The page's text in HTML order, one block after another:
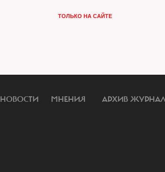
ТОЛЬКО НА САЙТЕ
НОВОСТИ МНЕНИЯ АРХИВ